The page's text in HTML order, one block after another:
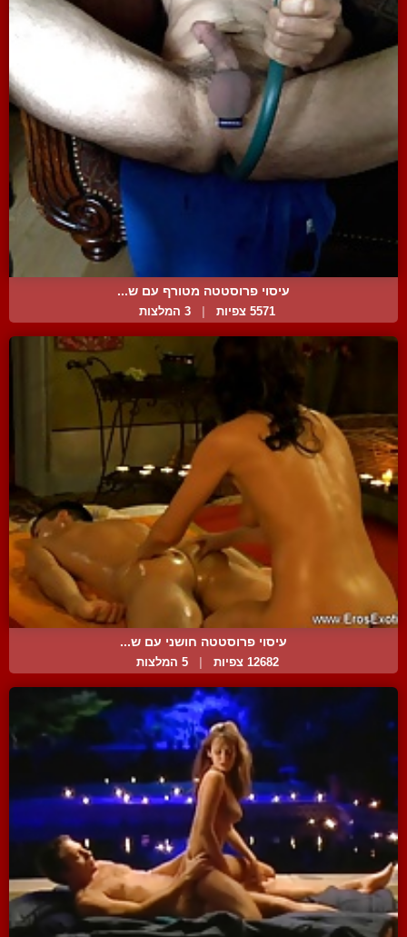
עיסוי פרוסטטה מטורף עם ש...
5571 צפיות 3 המלצות
עיסוי פרוסטטה חושני עם ש...
12682 צפיות | 5 המלצות